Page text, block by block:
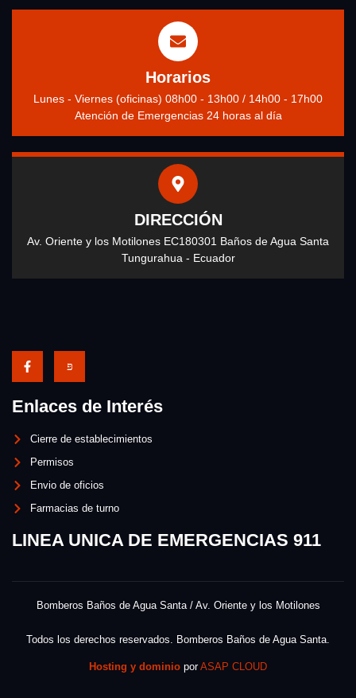
Horarios
Lunes - Viernes (oficinas) 08h00 - 13h00 / 14h00 - 17h00
Atención de Emergencias 24 horas al día
DIRECCIÓN
Av. Oriente y los Motilones EC180301 Baños de Agua Santa
Tungurahua - Ecuador
Enlaces de Interés
Cierre de establecimientos
Permisos
Envio de oficios
Farmacias de turno
LINEA UNICA DE EMERGENCIAS 911
Bomberos Baños de Agua Santa / Av. Oriente y los Motilones
Todos los derechos reservados. Bomberos Baños de Agua Santa.
Hosting y dominio porASAP CLOUD